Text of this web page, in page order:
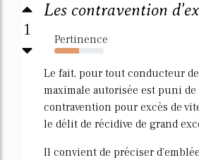
1
Les contravention
Pertinence
50%
Le fait, pour tout conducteur de
maximale autorisée est puni de
contravention pour excès de
le délit de récidive de grand
Il convient de préciser